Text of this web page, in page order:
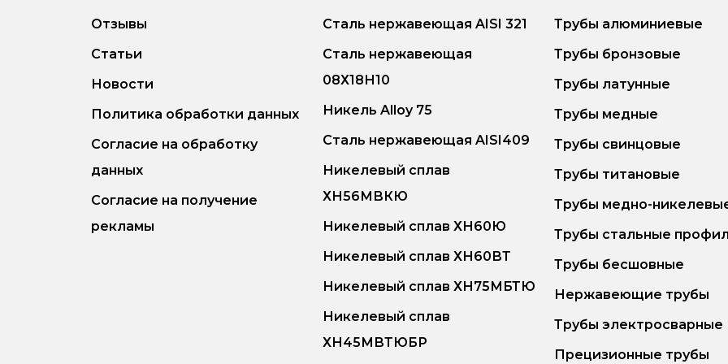
Отзывы
Статьи
Новости
Политика обработки данных
Согласие на обработку
данных
Согласие на получение
рекламы
Сталь нержавеющая AISI 321
Сталь нержавеющая
08Х18Н10
Никель Alloy 75
Сталь нержавеющая AISI409
Никелевый сплав
ХН56МВКЮ
Никелевый сплав ХН60Ю
Никелевый сплав ХН60ВТ
Никелевый сплав ХН75МБТЮ
Никелевый сплав
ХН45МВТЮБР
Трубы алюминиевые
Трубы бронзовые
Трубы латунные
Трубы медные
Трубы свинцовые
Трубы титановые
Трубы медно-
Трубы стальные
Трубы бесшовные
Нержавеющие трубы
Трубы электросварные
Прецизионные трубы